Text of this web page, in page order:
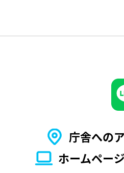
庁舎への
ホームペー